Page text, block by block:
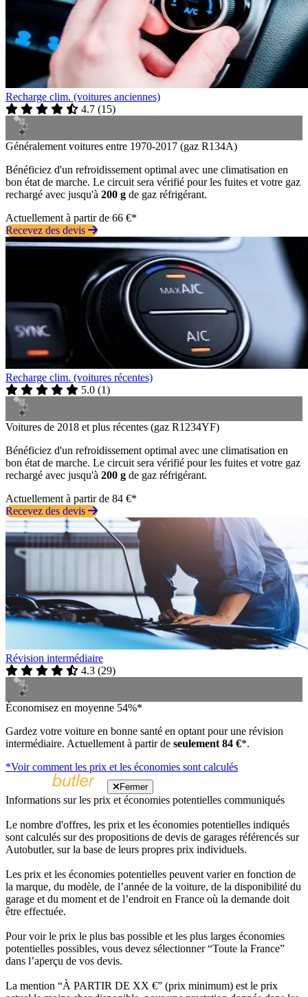
Recharge clim. (voitures anciennes)
4.7 (15)
Généralement voitures entre 1970-2017 (gaz R134A)
Bénéficiez d'un refroidissement optimal avec une climatisation en
bon état de marche. Le circuit sera vérifié pour les fuites et votre gaz
rechargé avec jusqu'à 200 g de gaz réfrigérant.
Actuellement à partir de 66 €*
Recevez des devis
Recharge clim. (voitures récentes)
5.0 (1)
Voitures de 2018 et plus récentes (gaz R1234YF)
Bénéficiez d'un refroidissement optimal avec une climatisation en
bon état de marche. Le circuit sera vérifié pour les fuites et votre gaz
rechargé avec jusqu'à 200 g de gaz réfrigérant.
Actuellement à partir de 84 €*
Recevez des devis
Révision intermédiaire
4.3 (29)
Économisez en moyenne 54%*
Gardez votre voiture en bonne santé en optant pour une révision
intermédiaire. Actuellement à partir de seulement 84 €*.
*Voir comment les prix et les économies sont calculés
Fermer
Informations sur les prix et économies potentielles communiqués
Le nombre d'offres, les prix et les économies potentielles indiqués
sont calculés sur des propositions de devis de garages référencés sur
Autobutler, sur la base de leurs propres prix individuels.
Les prix et les économies potentielles peuvent varier en fonction de
la marque, du modèle, de l’année de la voiture, de la disponibilité du
garage et du moment et de l’endroit en France où la demande doit
être effectuée.
Pour voir le prix le plus bas possible et les plus larges économies
potentielles possibles, vous devez sélectionner “Toute la France”
dans l’aperçu de vos devis.
La mention “À PARTIR DE XX €” (prix minimum) est le prix